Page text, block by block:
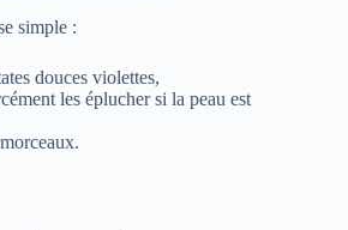
simple :
douces violettes,
les éplucher si la peau est